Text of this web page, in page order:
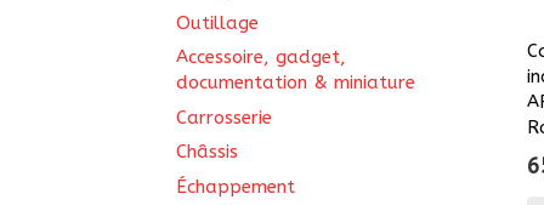
Outillage
Accessoire, gadget,
documentation & miniature
Carrosserie
Châssis
Échappement